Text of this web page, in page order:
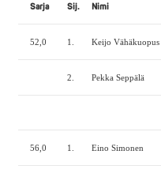
Sarja Sij. Nimi
52,0 1. Keijo Vähäkuopus
2. Pekka Seppälä
56,0 1. Eino Simonen